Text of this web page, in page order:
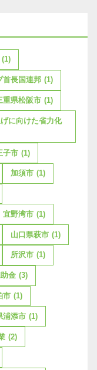
(1)
首長国連邦 (1)
重県松阪市 (1)
に向けた省力化
子市 (1)
加須市 (1)
宜野湾市 (1)
山口県萩市 (1)
所沢市 (1)
金 (3)
市 (1)
浦添市 (1)
(2)